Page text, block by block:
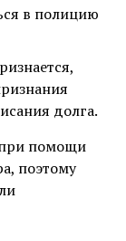
в полицию
долга.
при помощи
поэтому